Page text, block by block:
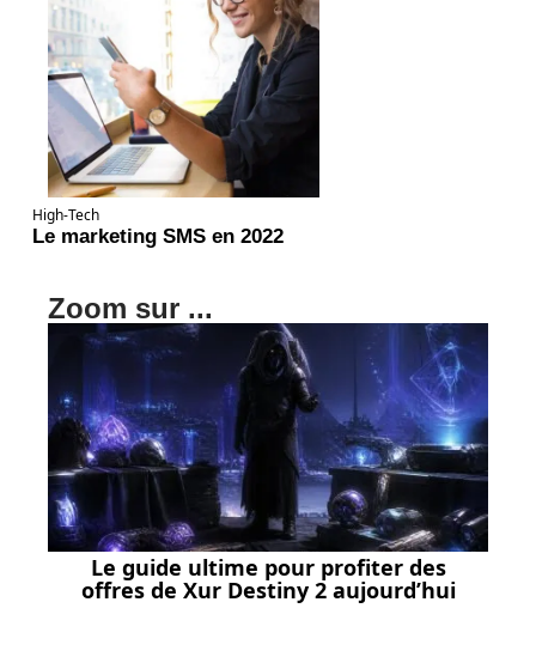
High-Tech
Le marketing SMS en 2022
Zoom sur ...
Le guide ultime pour profiter des
offres de Xur Destiny 2 aujourd’hui